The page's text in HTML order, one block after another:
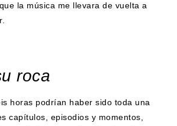
la música me llevara de vuelta a
roca
horas podrían haber sido toda una
capítulos, episodios y momentos,